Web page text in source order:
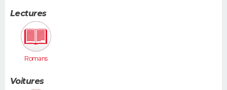
Lectures
Romans
Voitures